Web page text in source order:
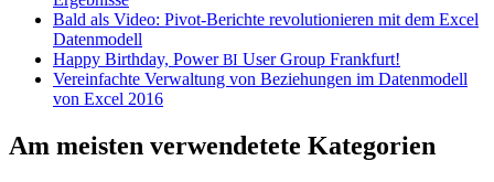
Bald als Video: Pivot-Berichte revolutionieren mit dem Excel
Datenmodell
Happy Birthday, PowerBI User Group Frankfurt!
Vereinfachte Verwaltung von Beziehungen im Datenmodell
von Excel 2016
Am meisten verwendetete Kategorien